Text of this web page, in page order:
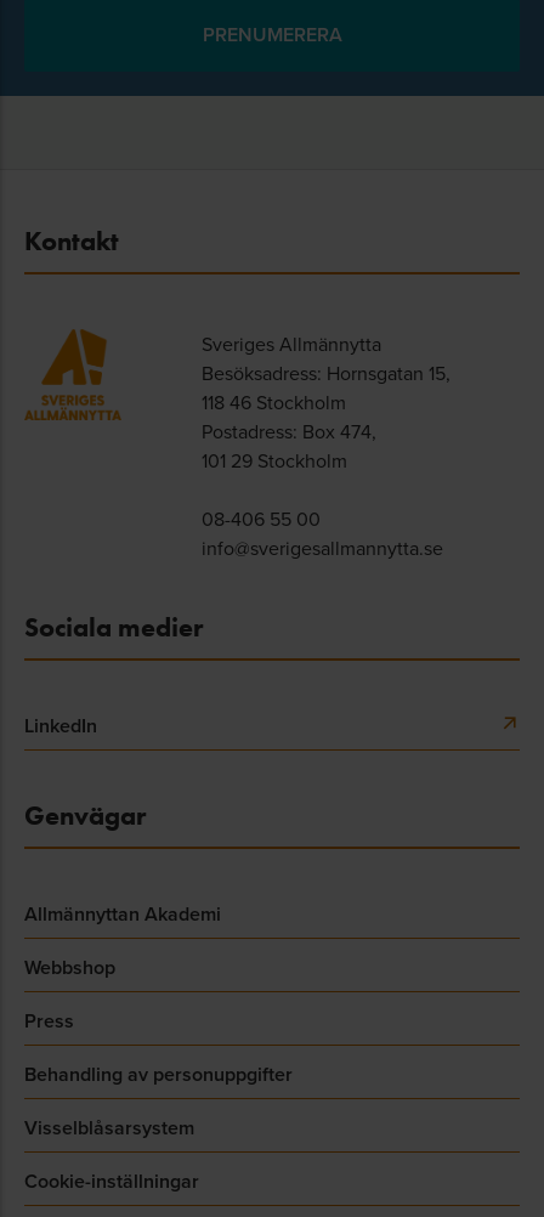
Kontakt
Sveriges Allmännytta
Besöksadress: Hornsgatan 15,
118 46 Stockholm
Postadress: Box 474,
101 29 Stockholm
08-406 55 00
info@sverigesallmannytta.se
Sociala medier
LinkedIn
Genvägar
Allmännyttan Akademi
Webbshop
Press
Behandling av personuppgifter
Visselblåsarsystem
Cookie-inställningar